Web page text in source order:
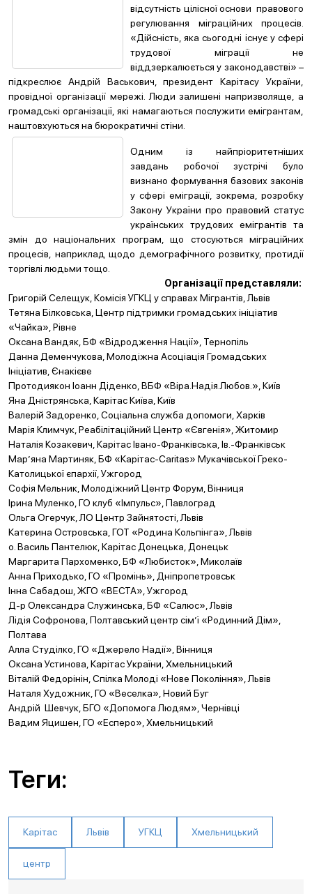
відсутність цілісної основи правового
регулювання міграційних процесів.
«Дійсність, яка сьогодні існує у сфері
трудової міграції не
віддзеркалюється у законодавстві» –
підкреслює Андрій Васькович, президент Карітасу України,
провідної організації мережі. Люди залишені напризволяще, а
громадські організації, які намагаються послужити емігрантам,
наштовхуються на бюрократичні стіни.
Одним із найпріоритетніших
завдань робочої зустрічі було
визнано формування базових законів
у сфері еміграції, зокрема, розробку
Закону України про правовий статус
українських трудових емігрантів та
змін до національних програм, що стосуються міграційних
процесів, наприклад щодо демографічного розвитку, протидії
торгівлі людьми тощо.
Організації представляли:
Григорій Селещук, Комісія УГКЦ у справах Мігрантів, Львів
Тетяна Білковська, Центр підтримки громадських ініціатив
«Чайка», Рівне
Оксана Вандяк, БФ «Відродження Нації», Тернопіль
Данна Деменчукова, Молодіжна Асоціація Громадських
Ініціатив, Єнакієве
Протодиякон Іоанн Діденко, ВБФ «Віра.Надія.Любов.», Київ
Яна Дністрянська, Карітас Київа, Київ
Валерій Задоренко, Соціальна служба допомоги, Харків
Марія Климчук, Реабілітаційний Центр «Євгенія», Житомир
Наталія Козакевич, Карітас Івано-Франківська, Ів.-Франківськ
Мар’яна Мартиняк, БФ «Карітас-Caritas» Мукачівської Греко-
Католицької єпархії, Ужгород
Софія Мельник, Молодіжний Центр Форум, Вінниця
Ірина Муленко, ГО клуб «Імпульс», Павлоград
Ольга Огерчук, ЛО Центр Зайнятості, Львів
Катерина Островська, ГОТ «Родина Кольпінга», Львів
о. Василь Пантелюк, Карітас Донецька, Донецьк
Маргарита Пархоменко, БФ «Любисток», Миколаїв
Анна Приходько, ГО «Промінь», Дніпропетровськ
Інна Сабадош, ЖГО «ВЕСТА», Ужгород
Д-р Олександра Служинська, БФ «Салюс», Львів
Лідія Софронова, Полтавський центр сім’ї «Родинний Дім»,
Полтава
Алла Студілко, ГО «Джерело Надії», Вінниця
Оксана Устинова, Карітас України, Хмельницький
Віталій Федорінін, Спілка Молоді «Нове Покоління», Львів
Наталя Художник, ГО «Веселка», Новий Буг
Андрій Шевчук, БГО «Допомога Людям», Чернівці
Вадим Яцишен, ГО «Есперо», Хмельницький
Теги:
Карітас Львів УГКЦ Хмельницький
центр